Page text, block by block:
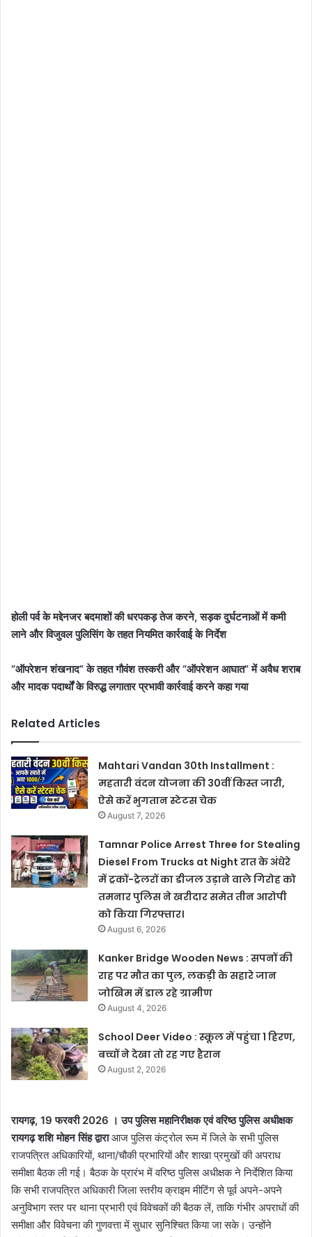
होली पर्व के मद्देनजर बदमाशों की धरपकड़ तेज करने, सड़क दुर्घटनाओं में कमी
लाने और विजुवल पुलिसिंग के तहत नियमित कार्रवाई के निर्देश
“ऑपरेशन शंखनाद” के तहत गौवंश तस्करी और “ऑपरेशन आघात” में अवैध शराब
और मादक पदार्थों के विरुद्ध लगातार प्रभावी कार्रवाई करने कहा गया
Related Articles
Mahtari Vandan 30th Installment :
महतारी वंदन योजना की 30वीं किस्त जारी,
ऐसे करें भुगतान स्टेटस चेक
August 7, 2026
Tamnar Police Arrest Three for Stealing
Diesel From Trucks at Night रात के अंधेरे
में ट्रकों-ट्रेलरों का डीजल उड़ाने वाले गिरोह को
तमनार पुलिस ने खरीदार समेत तीन आरोपी
को किया गिरफ्तार।
August 6, 2026
Kanker Bridge Wooden News : सपनों की
राह पर मौत का पुल, लकड़ी के सहारे जान
जोखिम में डाल रहे ग्रामीण
August 4, 2026
School Deer Video : स्कूल में पहुंचा 1 हिरण,
बच्चों ने देखा तो रह गए हैरान
August 2, 2026
रायगढ़, 19 फरवरी 2026 । उप पुलिस महानिरीक्षक एवं वरिष्ठ पुलिस अधीक्षक
रायगढ़ शशि मोहन सिंह द्वाराआज पुलिस कंट्रोल रूम में जिले के सभी पुलिस
राजपत्रित अधिकारियों, थाना/चौकी प्रभारियों और शाखा प्रमुखों की अपराध
समीक्षा बैठक ली गई। बैठक के प्रारंभ में वरिष्ठ पुलिस अधीक्षक ने निर्देशित किया
कि सभी राजपत्रित अधिकारी जिला स्तरीय क्राइम मीटिंग से पूर्व अपने-अपने
अनुविभाग स्तर पर थाना प्रभारी एवं विवेचकों की बैठक लें, ताकि गंभीर अपराधों की
समीक्षा और विवेचना की गुणवत्ता में सुधार सुनिश्चित किया जा सके। उन्होंने